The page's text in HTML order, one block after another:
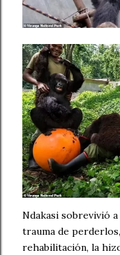
Ndakasi sobrevivió
trauma de
rehabilitación, la